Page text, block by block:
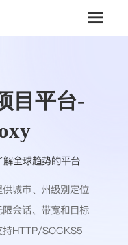
目平台-
全球趋势的平台
供城市、州级别定位
限会话、带宽和目标
持HTTP/SOCKS5